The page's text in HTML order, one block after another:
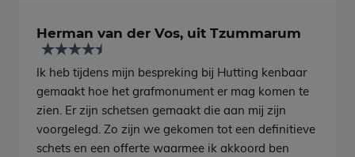
Herman van der Vos, uit Tzummarum
Ik heb tijdens mijn bespreking bij Hutting kenbaar
gemaakt hoe het grafmonument er mag komen te
zien. Er zijn schetsen gemaakt die aan mij zijn
voorgelegd. Zo zijn we gekomen tot een definitieve
schets en een offerte waarmee ik akkoord ben